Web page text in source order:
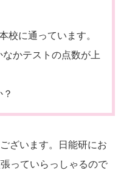
校に通っています。
かテストの点数が上
ざいます。日能研にお
っていらっしゃるので